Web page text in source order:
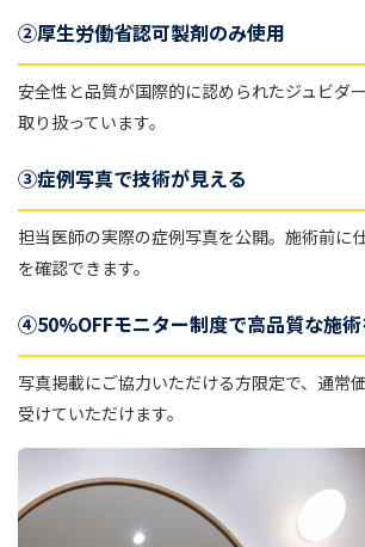
②厚生労働省認可製剤のみ使用
安全性と品質が国際的に認められたジュビダ
取り扱っています。
③症例写真で技術が見える
担当医師の実際の症例写真を公開。施術前に
を確認できます。
④50%OFFモニター制度で高品質な施
写真掲載にご協力いただける方限定で、通常
受けていただけます。